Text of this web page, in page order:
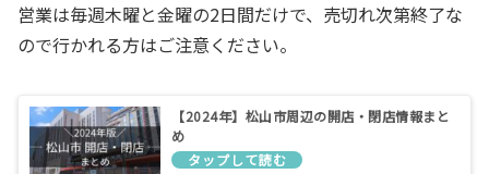
営業は毎週木曜と金曜の2日間だけで、売切れ次第終了な
ので行かれる方はご注意ください。
【2024年】松山市周辺の開店・閉店情報まと
め